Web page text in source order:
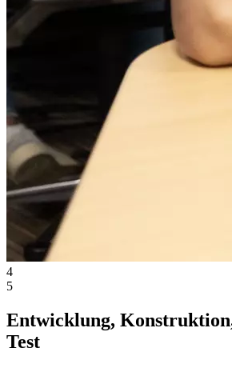
4
5
Entwicklung,
Test